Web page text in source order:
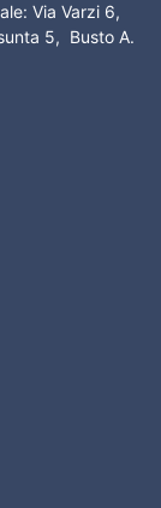
Via Varzi 6,
5, Busto A.